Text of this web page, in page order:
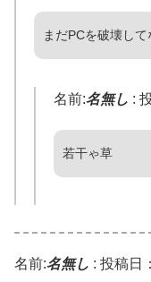
まだPCを破壊し
名前:名無し :
若干ゃ草
名前:名無し : 投稿日